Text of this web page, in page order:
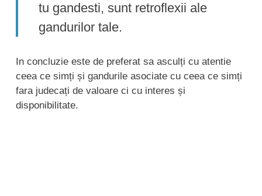
tu gandesti, sunt retroflexii ale
gandurilor tale.
In concluzie este de preferat sa asculți cu atentie
ceea ce simți și gandurile asociate cu ceea ce simți
fara judecați de valoare ci cu interes și
disponibilitate.